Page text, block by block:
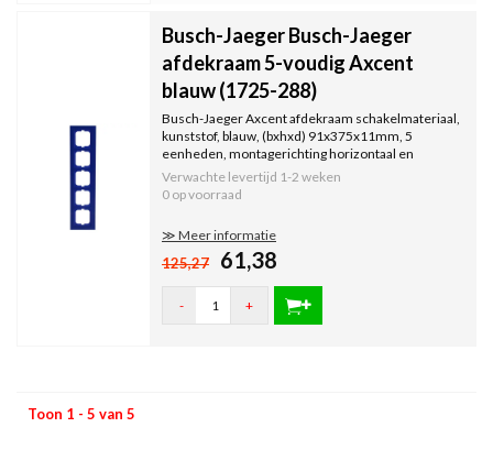
Busch-Jaeger Busch-Jaeger
afdekraam 5-voudig Axcent
blauw (1725-288)
Busch-Jaeger Axcent afdekraam schakelmateriaal,
kunststof, blauw, (bxhxd) 91x375x11mm, 5
eenheden, montagerichting horizontaal en
verticaal, geschikt voor...
Verwachte levertijd 1-2 weken
0 op voorraad
≫ Meer informatie
125,27 61,38
- +
Toon 1 - 5 van 5